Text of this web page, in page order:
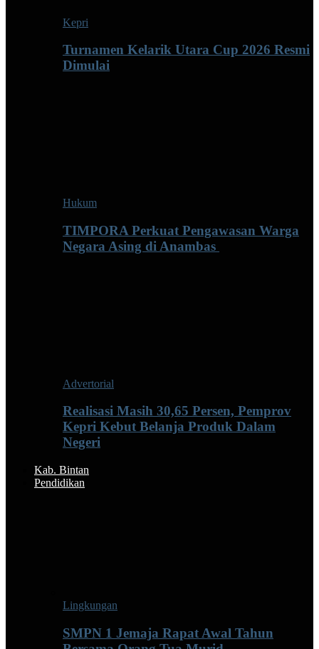
Kepri
Turnamen Kelarik Utara Cup 2026 Resmi
Dimulai
Hukum
TIMPORA Perkuat Pengawasan Warga
Negara Asing di Anambas ‎
Advertorial
Realisasi Masih 30,65 Persen, Pemprov
Kepri Kebut Belanja Produk Dalam
Negeri
Kab. Bintan
Pendidikan
Lingkungan
SMPN 1 Jemaja Rapat Awal Tahun